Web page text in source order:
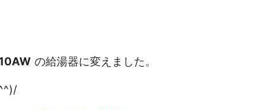
の給湯器に変えました。